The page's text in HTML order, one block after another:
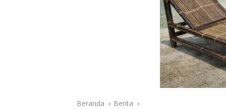
Beranda Berita